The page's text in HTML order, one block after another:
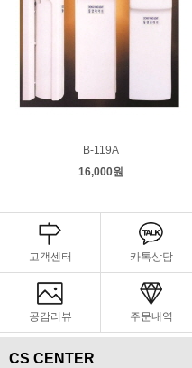
B-119A
16,000원
고객센터 카톡상담
공감리뷰 주문내역
CS CENTER